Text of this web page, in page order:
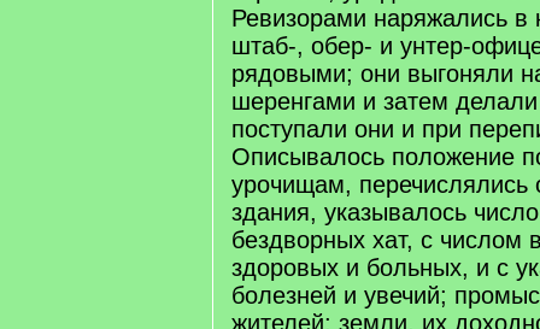
Ревизорами наряжались в
штаб-, обер- и унтер-
рядовыми; они выгоняли
шеренгами и затем
поступали они и при
Описывалось положение
урочищам, перечислялись
здания, указывалось
бездворных хат, с числом
здоровых и больных, и с
болезней и увечий;
жителей; земли, их